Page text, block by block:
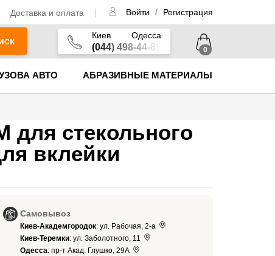
Доставка и оплата Войти / Регистрация
Киев Одесса
(044) 498-44-89 0
АВТО АБРАЗИВНЫЕ МАТЕРИАЛЫ
для стекольного
вклейки
Самовывоз
Киев-Академгородок: ул. Рабочая, 2-а
Киев-Теремки: ул. Заболотного, 11
Одесса: пр-т Акад. Глушко, 29А